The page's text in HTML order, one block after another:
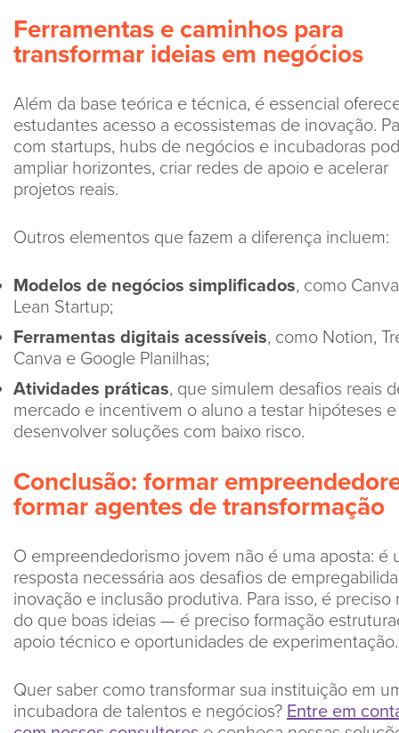
Ferramentas e caminhos para
transformar ideias em negócios
Além da base teórica e técnica, é essencial
estudantes acesso a ecossistemas de inovação.
com startups, hubs de negócios e incubadoras
ampliar horizontes, criar redes de apoio e acelerar
projetos reais.
Outros elementos que fazem a diferença incluem:
Modelos de negócios simplificados, como
Lean Startup;
Ferramentas digitais acessíveis, como Notion,
Canva e Google Planilhas;
Atividades práticas, que simulem desafios reais
mercado e incentivem o aluno a testar hipóteses e
desenvolver soluções com baixo risco.
Conclusão: formar
formar agentes de transformação
O empreendedorismo jovem não é uma aposta: é
resposta necessária aos desafios de
inovação e inclusão produtiva. Para isso, é preciso
do que boas ideias — é preciso formação
apoio técnico e oportunidades de experimentação.
Quer saber como transformar sua instituição em
incubadora de talentos e negócios? Entre em